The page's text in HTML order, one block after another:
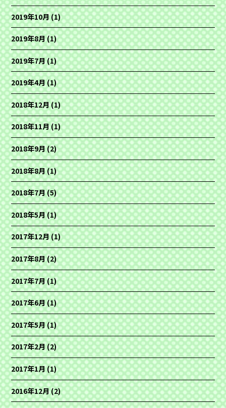
2019年10月(1)
2019年8月(1)
2019年7月(1)
2019年4月(1)
2018年12月(1)
2018年11月(1)
2018年9月(2)
2018年8月(1)
2018年7月(5)
2018年5月(1)
2017年12月(1)
2017年8月(2)
2017年7月(1)
2017年6月(1)
2017年5月(1)
2017年2月(2)
2017年1月(1)
2016年12月(2)